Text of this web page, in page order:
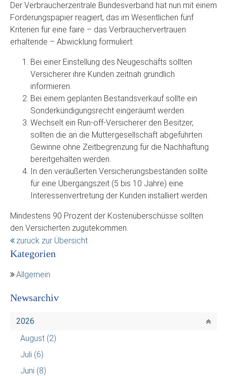
Der Verbraucherzentrale Bundesverband hat nun mit einem
Forderungspapier reagiert, das im Wesentlichen fünf
Kriterien für eine faire – das Verbrauchervertrauen
erhaltende – Abwicklung formuliert:
Bei einer Einstellung des Neugeschäfts sollten
Versicherer ihre Kunden zeitnah gründlich
informieren.
Bei einem geplanten Bestandsverkauf sollte ein
Sonderkündigungsrecht eingeräumt werden.
Wechselt ein Run-off-Versicherer den Besitzer,
sollten die an die Muttergesellschaft abgeführten
Gewinne ohne Zeitbegrenzung für die Nachhaftung
bereitgehalten werden.
In den veräußerten Versicherungsbeständen sollte
für eine Übergangszeit (5 bis 10 Jahre) eine
Interessenvertretung der Kunden installiert werden.
Mindestens 90 Prozent der Kostenüberschüsse sollten
den Versicherten zugutekommen.
zurück zur Übersicht
Kategorien
Allgemein
Newsarchiv
2026
August (2)
Juli (6)
Juni (8)